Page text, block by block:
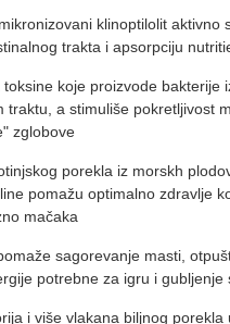
klinoptilolit aktivno
trakta i apsorpciju
koje proizvode bakterije
traktu, a stimuliše pokretljivost
zglobove
porekla iz morskh
pomažu optimalno zdravlje
mačaka
sagorevanje masti,
potrebne za igru i gubljenje
i više vlakana biljnog porekla